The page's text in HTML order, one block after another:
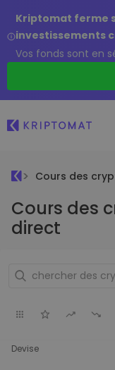
Kriptomat ferme
investissements
Vos fonds sont en
Cours des
Cours des
direct
Devise